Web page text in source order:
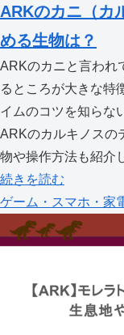
ARKのカニ（カ
める生物は？
ARKのカニと言われ
るところが大きな特
イムのコツを知らな
ARKのカルキノスの
物や操作方法も紹介
続きを読む
ゲーム・スマホ・家